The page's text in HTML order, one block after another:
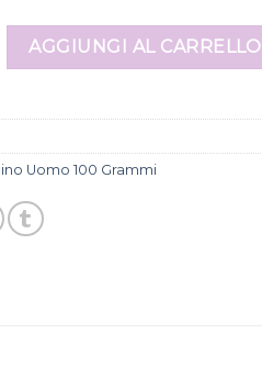
100 grammi quantità
AGGIUNGI AL CARRELLO
Uomo 100 Grammi